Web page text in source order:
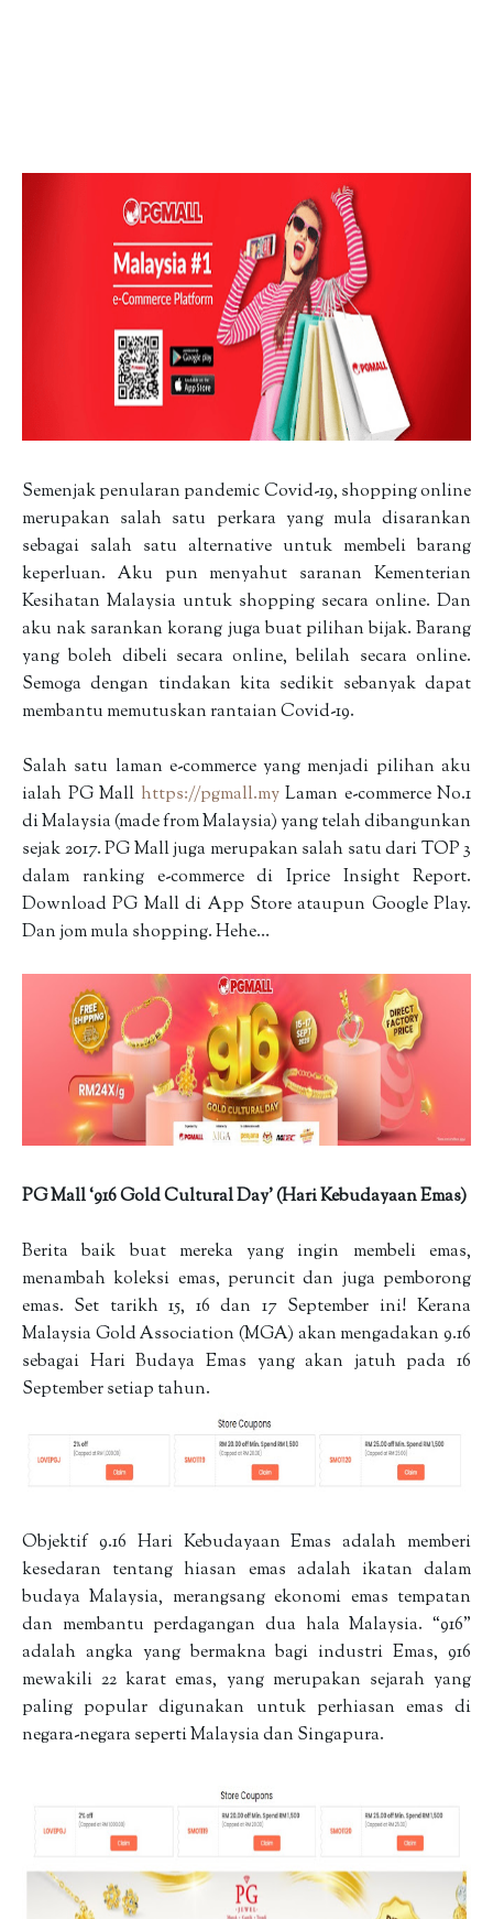
Semenjak penularan pandemic Covid-19, shopping online
merupakan salah satu perkara yang mula disarankan
sebagai salah satu alternative untuk membeli barang
keperluan. Aku pun menyahut saranan Kementerian
Kesihatan Malaysia untuk shopping secara online. Dan
aku nak sarankan korang juga buat pilihan bijak. Barang
yang boleh dibeli secara online, belilah secara online.
Semoga dengan tindakan kita sedikit sebanyak dapat
membantu memutuskan rantaian Covid-19.
Salah satu laman e-commerce yang menjadi pilihan aku
ialah PG Mall https://pgmall.myLaman e-commerce No.1
di Malaysia (made from Malaysia) yang telah dibangunkan
sejak 2017. PG Mall juga merupakan salah satu dari TOP 3
dalam ranking e-commerce di Iprice Insight Report.
Download PG Mall di App Store ataupun Google Play.
Dan jom mula shopping. Hehe…
PG Mall ‘916 Gold Cultural Day’ (Hari Kebudayaan Emas)
Berita baik buat mereka yang ingin membeli emas,
menambah koleksi emas, peruncit dan juga pemborong
emas. Set tarikh 15, 16 dan 17 September ini! Kerana
Malaysia Gold Association (MGA) akan mengadakan 9.16
sebagai Hari Budaya Emas yang akan jatuh pada 16
September setiap tahun.
Objektif 9.16 Hari Kebudayaan Emas adalah memberi
kesedaran tentang hiasan emas adalah ikatan dalam
budaya Malaysia, merangsang ekonomi emas tempatan
dan membantu perdagangan dua hala Malaysia. “916"
adalah angka yang bermakna bagi industri Emas, 916
mewakili 22 karat emas, yang merupakan sejarah yang
paling popular digunakan untuk perhiasan emas di
negara-negara seperti Malaysia dan Singapura.